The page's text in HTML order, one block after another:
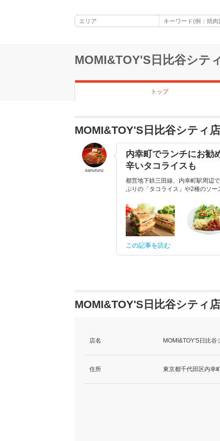
MOMI&TOY'S日比谷シテ
トップ
MOMI&TOY'S日比谷シティ
sarururu
内幸町でランチにお勧
辛いタコライスも
都営地下鉄三田線、内幸町駅周辺
ぷりの「タコライス」や2種のソ
この記事を読む
MOMI&TOY'S日比谷シティ
店名 MOMI&TOY'S日比
住所 東京都千代田区内幸